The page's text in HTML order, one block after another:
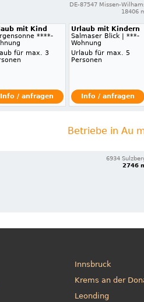
DE-87547 Missen-
18406
mit Kind
****-
für max. 3
Info / anfragen
Urlaub mit Kindern
Salmaser Blick | ***-
Wohnung
Urlaub für max. 5
Personen
Info / anfragen
Betriebe in Au
6934
2746
Innsbruck
Krems an der
Leonding